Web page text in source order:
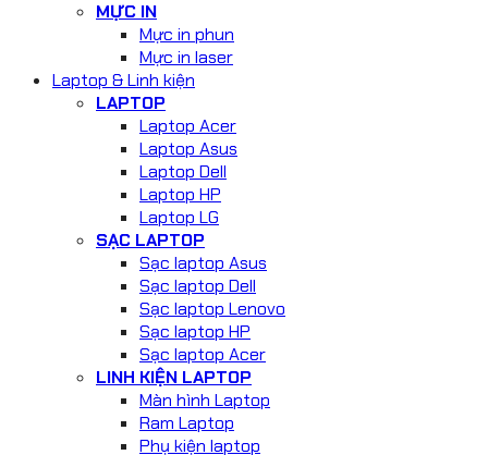
MỰC IN
Mực in phun
Mực in laser
Laptop & Linh kiện
LAPTOP
Laptop Acer
Laptop Asus
Laptop Dell
Laptop HP
Laptop LG
SẠC LAPTOP
Sạc laptop Asus
Sạc laptop Dell
Sạc laptop Lenovo
Sạc laptop HP
Sạc laptop Acer
LINH KIỆN LAPTOP
Màn hình Laptop
Ram Laptop
Phụ kiện laptop